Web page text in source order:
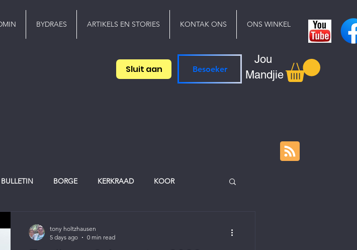
BYDRAES ARTIKELS EN STORIES KONTAK ONS ONS WINKEL
Sluit aan Besoeker
Jou
Mandjie
BORGE KERKRAAD KOOR
tony holtzhausen
5 days ago
0 min read